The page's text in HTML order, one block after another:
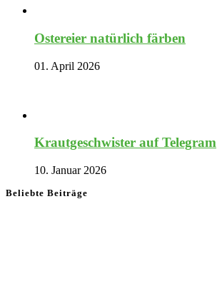
Ostereier natürlich färben
01. April 2026
Krautgeschwister auf Telegram
10. Januar 2026
Beliebte Beiträge